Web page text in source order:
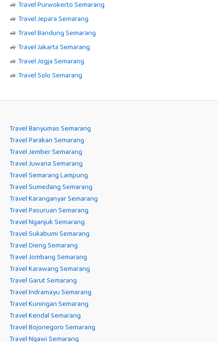
🚙 Travel Purwokerto Semarang
🚙 Travel Jepara Semarang
🚙 Travel Bandung Semarang
🚙 Travel Jakarta Semarang
🚙 Travel Jogja Semarang
🚙 Travel Solo Semarang
Travel Banyumas Semarang
Travel Parakan Semarang
Travel Jember Semarang
Travel Juwana Semarang
Travel Semarang Lampung
Travel Sumedang Semarang
Travel Karanganyar Semarang
Travel Pasuruan Semarang
Travel Nganjuk Semarang
Travel Sukabumi Semarang
Travel Dieng Semarang
Travel Jombang Semarang
Travel Karawang Semarang
Travel Garut Semarang
Travel Indramayu Semarang
Travel Kuningan Semarang
Travel Kendal Semarang
Travel Bojonegoro Semarang
Travel Ngawi Semarang